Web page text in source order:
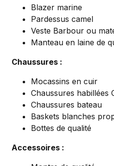
Blazer marine
Pardessus camel
Veste Barbour ou
Manteau en laine de
Chaussures :
Mocassins en cuir
Chaussures habillées
Chaussures bateau
Baskets blanches
Bottes de qualité
Accessoires :